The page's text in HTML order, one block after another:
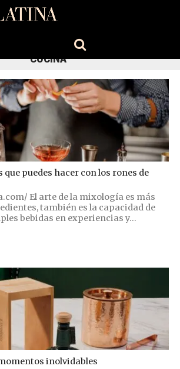
COCINA
puedes hacer con los rones de
El arte de la mixología es más
también es la capacidad de
bebidas en experiencias y...
inolvidables